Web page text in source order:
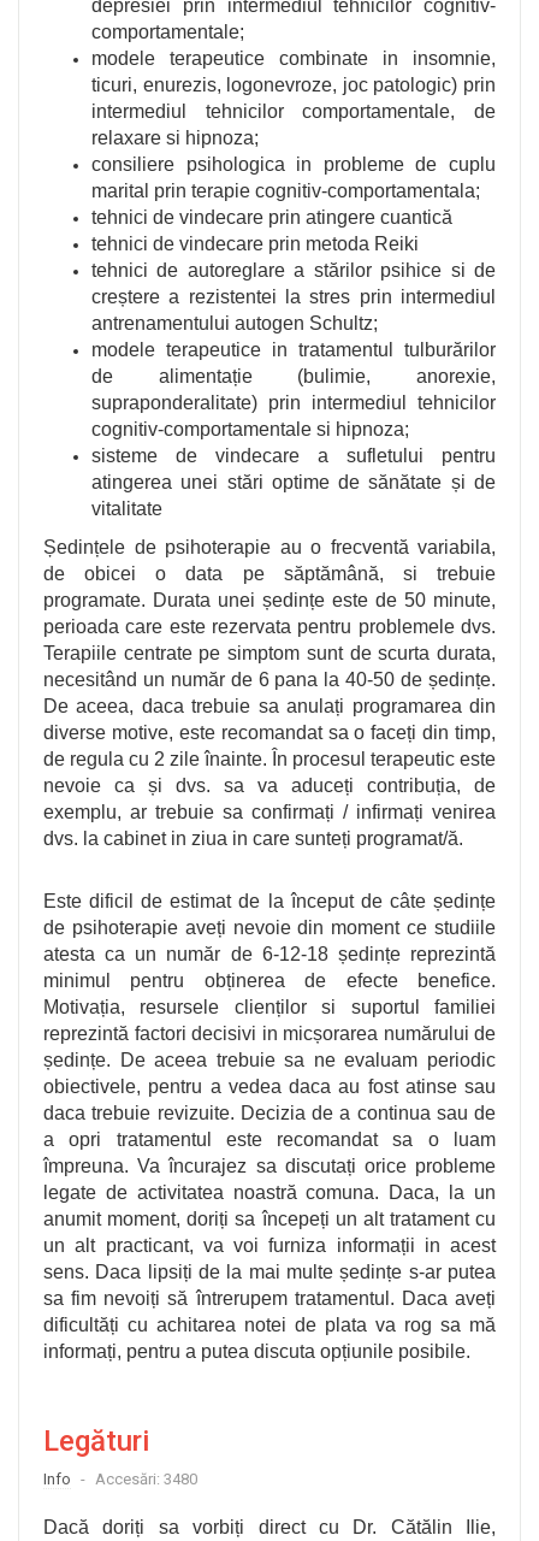
depresiei prin intermediul tehnicilor cognitiv-
comportamentale;
modele terapeutice combinate in insomnie,
ticuri, enurezis, logonevroze, joc patologic) prin
intermediul tehnicilor comportamentale, de
relaxare si hipnoza;
consiliere psihologica in probleme de cuplu
marital prin terapie cognitiv-comportamentala;
tehnici de vindecare prin atingere cuantică
tehnici de vindecare prin metoda Reiki
tehnici de autoreglare a stărilor psihice si de
creștere a rezistentei la stres prin intermediul
antrenamentului autogen Schultz;
modele terapeutice in tratamentul tulburărilor
de alimentație (bulimie, anorexie,
supraponderalitate) prin intermediul tehnicilor
cognitiv-comportamentale si hipnoza;
sisteme de vindecare a sufletului pentru
atingerea unei stări optime de sănătate și de
vitalitate
Ședințele de psihoterapie au o frecventă variabila,
de obicei o data pe săptămână, si trebuie
programate. Durata unei ședințe este de 50 minute,
perioada care este rezervata pentru problemele dvs.
Terapiile centrate pe simptom sunt de scurta durata,
necesitând un număr de 6 pana la 40-50 de ședințe.
De aceea, daca trebuie sa anulați programarea din
diverse motive, este recomandat sa o faceți din timp,
de regula cu 2 zile înainte. În procesul terapeutic este
nevoie ca și dvs. sa va aduceți contribuția, de
exemplu, ar trebuie sa confirmați / infirmați venirea
dvs. la cabinet in ziua in care sunteți programat/ă.
Este dificil de estimat de la început de câte ședințe
de psihoterapie aveți nevoie din moment ce studiile
atesta ca un număr de 6-12-18 ședințe reprezintă
minimul pentru obținerea de efecte benefice.
Motivația, resursele clienților si suportul familiei
reprezintă factori decisivi in micșorarea numărului de
ședințe. De aceea trebuie sa ne evaluam periodic
obiectivele, pentru a vedea daca au fost atinse sau
daca trebuie revizuite. Decizia de a continua sau de
a opri tratamentul este recomandat sa o luam
împreuna. Va încurajez sa discutați orice probleme
legate de activitatea noastră comuna. Daca, la un
anumit moment, doriți sa începeți un alt tratament cu
un alt practicant, va voi furniza informații in acest
sens. Daca lipsiți de la mai multe ședințe s-ar putea
sa fim nevoiți să întrerupem tratamentul. Daca aveți
dificultăți cu achitarea notei de plata va rog sa mă
informați, pentru a putea discuta opțiunile posibile.
Legături
Info Accesări: 3480
Dacă doriți sa vorbiți direct cu Dr. Cătălin Ilie,